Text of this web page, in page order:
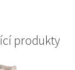
produkty